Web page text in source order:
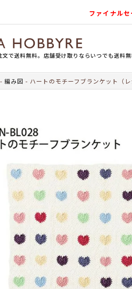
ファイナル
で送料無料。店舗受け取りならいつでも送料無
編み図 ハートのモチーフブランケット（レ